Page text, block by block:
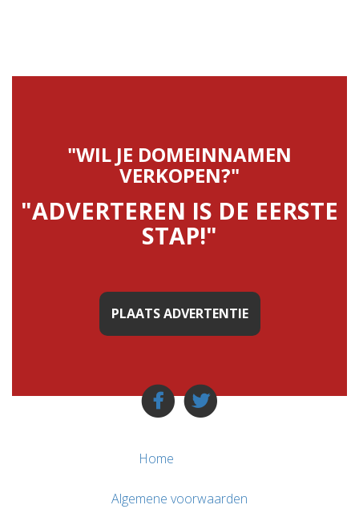
"WIL JE DOMEINNAMEN
VERKOPEN?"
"ADVERTEREN IS DE EERSTE
STAP!"
PLAATS ADVERTENTIE
Home
Algemene voorwaarden